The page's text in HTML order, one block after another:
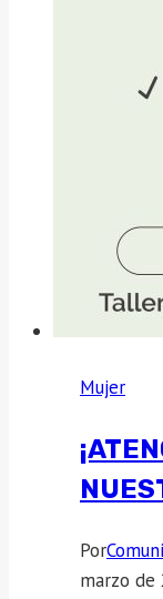
de
Mujer
Por
marzo de